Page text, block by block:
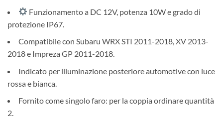
Funzionamento a DC 12V, potenza 10W e grado di
protezione IP67.
Compatibile con Subaru WRX STI 2011-2018, XV 2013-
2018 e Impreza GP 2011-2018.
Indicato per illuminazione posteriore automotive con luce
rossa e bianca.
Fornito come singolo faro: per la coppia ordinare quantità
2.